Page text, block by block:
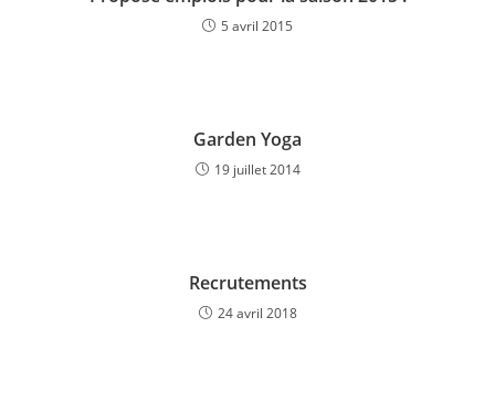
5 avril 2015
Garden Yoga
19 juillet 2014
Recrutements
24 avril 2018